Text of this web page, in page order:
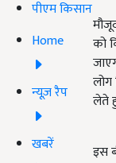
पीएम किसान
Home
न्यूज़ रैप
खबरें
को
लेते
इस